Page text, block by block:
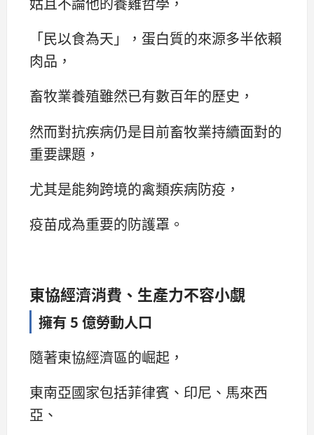
「民以食為天」，蛋白質的來源多半依賴
肉品，
畜牧業養殖雖然已有數百年的歷史，
然而對抗疾病仍是目前畜牧業持續面對的
重要課題，
尤其是能夠跨境的禽類疾病防疫，
疫苗成為重要的防護罩。
東協經濟消費、生產力不容小覷
擁有 5 億勞動人口
隨著東協經濟區的崛起，
東南亞國家包括菲律賓、印尼、馬來西
亞、